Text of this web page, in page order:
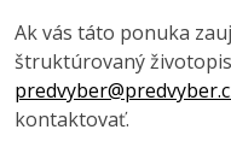
Ak vás táto ponuka
štruktúrovaný
kontaktovať.